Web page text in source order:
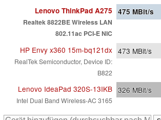
Lenovo ThinkPad A275
Realtek 8822BE Wireless LAN
802.11ac PCI-E NIC
475 MBit/s
HP Envy x360 15m-bq121dx
RealTek Semiconductor, Device ID:
B822
473 MBit/s
Lenovo IdeaPad 320S-13IKB
Intel Dual Band Wireless-AC 3165
326 MBit/s